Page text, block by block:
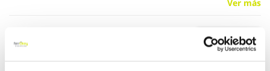
Ver más
9,11 €